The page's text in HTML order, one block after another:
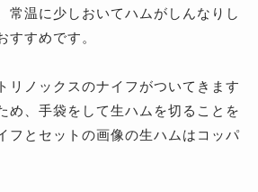
常温に少しおいてハムがしんなりし
すすめです。
リノックスのナイフがついてきます
め、手袋をして生ハムを切ることを
フとセットの画像の生ハムはコッパ